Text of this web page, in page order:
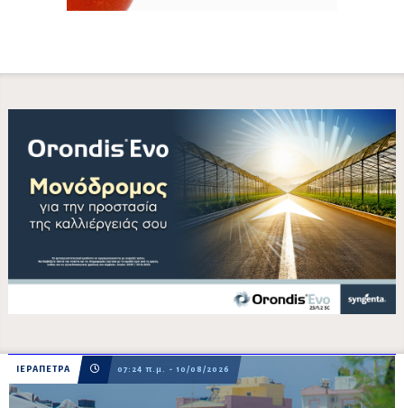
ΙΕΡΑΠΕΤΡΑ 07:24 π.μ. - 10/08/2026